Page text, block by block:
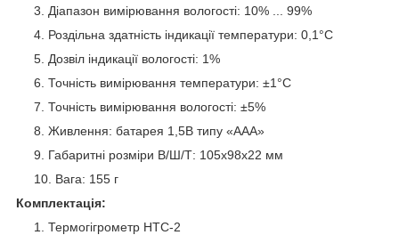
Діапазон вимірювання вологості: 10% ... 99%
Роздільна здатність індикації температури: 0,1°C
Дозвіл індикації вологості: 1%
Точність вимірювання температури: ±1°C
Точність вимірювання вологості: ±5%
Живлення: батарея 1,5В типу «ААА»
Габаритні розміри В/Ш/Т: 105х98х22 мм
Вага: 155 г
Комплектація:
Термогігрометр НТС-2